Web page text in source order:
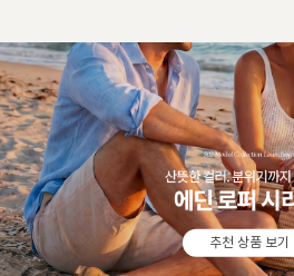
추천 상품 보기